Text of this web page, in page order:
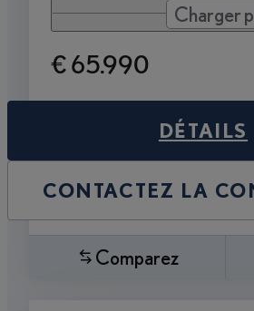
Charger
€ 65.990
DÉTAILS
CONTACTEZ LA
Comparez